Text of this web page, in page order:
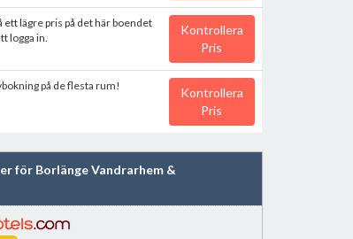
ett lägre pris på det här boendet
logga in.
Kontrollera
Pris
på de flesta rum!
Kontrollera
Pris
för Borlänge Vandrarhem &